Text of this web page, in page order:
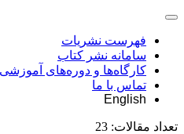
فهرست نشریات
سامانه نشر کتاب
کارگاه‌ها و دوره‌های
تماس با ما
English
تعداد مقالات: 23